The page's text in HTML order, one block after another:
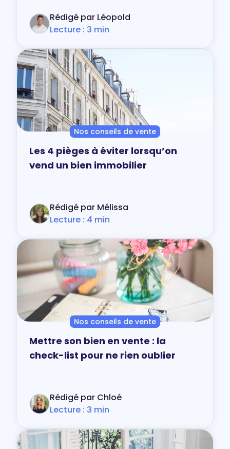
Rédigé par Léopold
Lecture : 3 min
Nos conseils de vente
Les 4 pièges à éviter lorsqu’on
vend un bien immobilier
Rédigé par Mélissa
Lecture : 4 min
Nos conseils de vente
Mettre son bien en vente : la
check-list pour ne rien oublier
Rédigé par Chloé
Lecture : 3 min